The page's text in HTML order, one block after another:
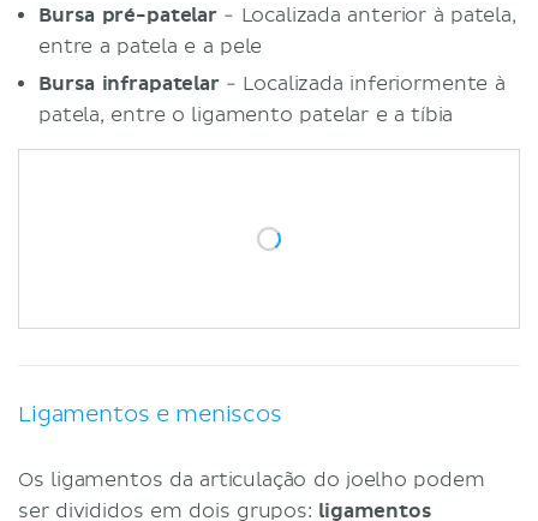
Bursa pré-patelar- Localizada anterior à patela,
entre a patela e a pele
Bursa infrapatelar- Localizada inferiormente à
patela, entre o ligamento patelar e a tíbia
Ligamentos e meniscos
Os ligamentos da articulação do joelho podem
ser divididos em dois grupos: ligamentos